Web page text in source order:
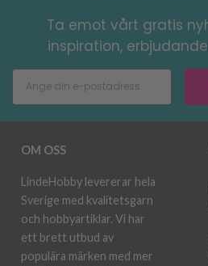
Ta emot vårt gratis
inspiration,
OM OSS
LindeHobby levererar hela
Sverige med kvalitetsgarn
och hobbyartiklar. Vi har
ett brett utbud av
populära märken med mer